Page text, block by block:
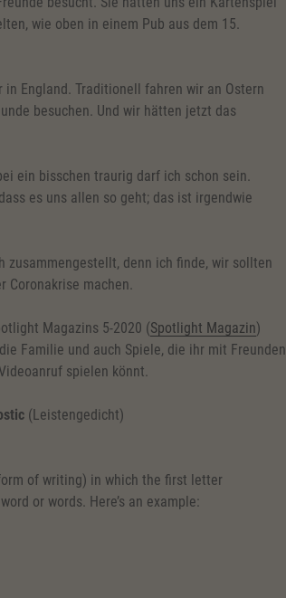
wie oben in einem Pub aus dem 15.
England. Traditionell fahren wir an Ostern
besuchen. Und wir hätten jetzt das
ein bisschen traurig darf ich schon sein.
es uns allen so geht; das ist irgendwie
zusammengestellt, denn ich finde, wir sollten
Coronakrise machen.
Magazins 5-2020 (Spotlight Magazin)
Familie und auch Spiele, die ihr mit Freunden
spielen könnt.
(Leistengedicht)
of writing) in which the first letter
or words. Here’s an example: